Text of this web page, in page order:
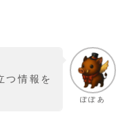
ぽぽあ
つ情報を